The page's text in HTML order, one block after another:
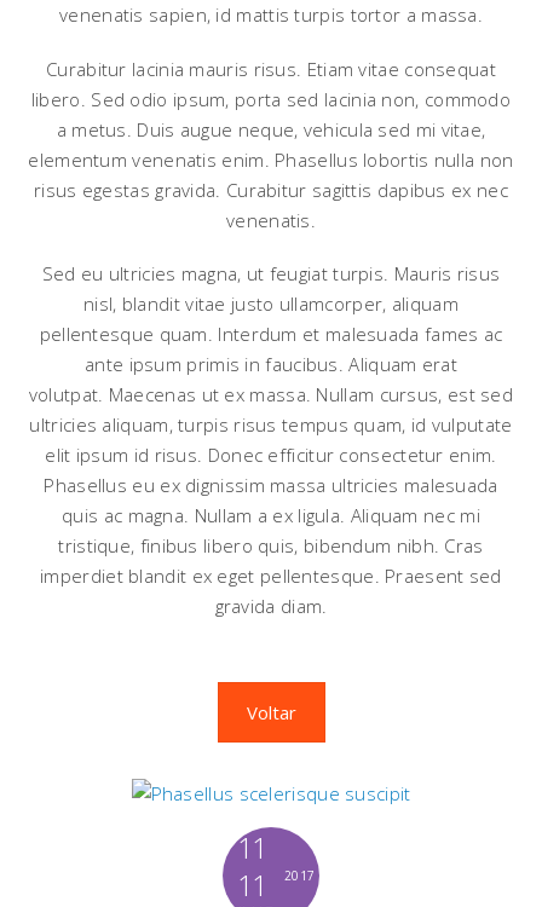
venenatis sapien, id mattis turpis tortor a massa.
Curabitur lacinia mauris risus. Etiam vitae consequat
libero. Sed odio ipsum, porta sed lacinia non, commodo
a metus. Duis augue neque, vehicula sed mi vitae,
elementum venenatis enim. Phasellus lobortis nulla non
risus egestas gravida. Curabitur sagittis dapibus ex nec
venenatis.
Sed eu ultricies magna, ut feugiat turpis. Mauris risus
nisl, blandit vitae justo ullamcorper, aliquam
pellentesque quam. Interdum et malesuada fames ac
ante ipsum primis in faucibus. Aliquam erat
volutpat. Maecenas ut ex massa. Nullam cursus, est sed
ultricies aliquam, turpis risus tempus quam, id vulputate
elit ipsum id risus. Donec efficitur consectetur enim.
Phasellus eu ex dignissim massa ultricies malesuada
quis ac magna. Nullam a ex ligula. Aliquam nec mi
tristique, finibus libero quis, bibendum nibh. Cras
imperdiet blandit ex eget pellentesque. Praesent sed
gravida diam.
Voltar
11
11
2017